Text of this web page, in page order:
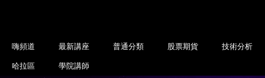
嗨頻道 最新講座 普通分類 股票期貨 技術分析
哈拉區 學院講師